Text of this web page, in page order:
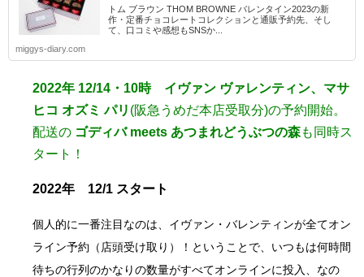
トム ブラウン THOM BROWNE バレンタイン2023の新
作・定番チョコレートコレクションと通販予約先、そし
て、口コミや感想もSNSか...
miggys-diary.com
2022年 12/14・10時 イヴァン ヴァレンティン、マサ
ヒコ オズミ パリ (阪急うめだ本店受取分)の予約開始。
配送の ゴディバ meets あつまれどうぶつの森も同時ス
タート！
2022年 12/1 スタート
個人的に一番注目なのは、イヴァン・バレンティンが全てオン
ライン予約（店頭受け取り）！ということで、いつもは何時間
待ちの行列のかなりの数量がすべてオンラインに投入、なの